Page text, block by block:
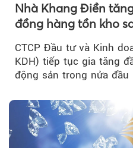
Nhà Khang Điền
đồng hàng tồn kho
CTCP Đầu tư và Kinh
KDH) tiếp tục gia tăng
động sản trong nửa đầu